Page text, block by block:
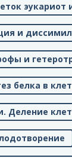
эукариот
и
и
белка в
Деление